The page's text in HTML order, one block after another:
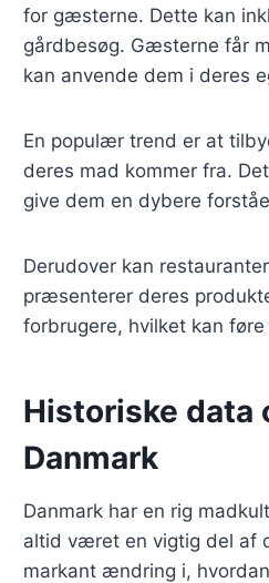
for gæsterne. Dette kan
gårdbesøg. Gæsterne får
kan anvende dem i deres
En populær trend er at
deres mad kommer fra.
give dem en dybere
Derudover kan
præsenterer deres
forbrugere, hvilket kan
Historiske data
Danmark
Danmark har en rig
altid været en vigtig del af
markant ændring i,